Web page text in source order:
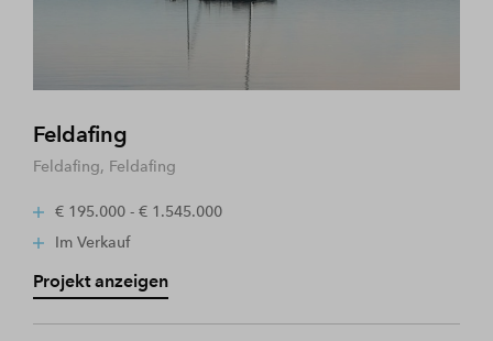
Feldafing
Feldafing, Feldafing
€ 195.000 - € 1.545.000
Im Verkauf
Projekt anzeigen